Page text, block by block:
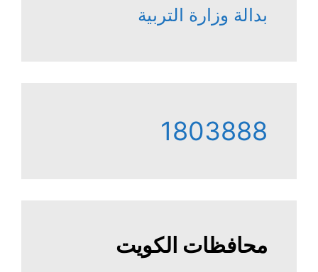
بدالة وزارة التربية
1803888
محافظات الكويت